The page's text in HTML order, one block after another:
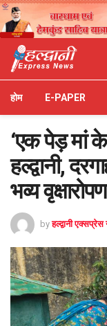
होम E-PAPER
‘एक पेड़ मां
हल्द्वानी,
भव्य वृक्षारोपण
by हल्द्वानी